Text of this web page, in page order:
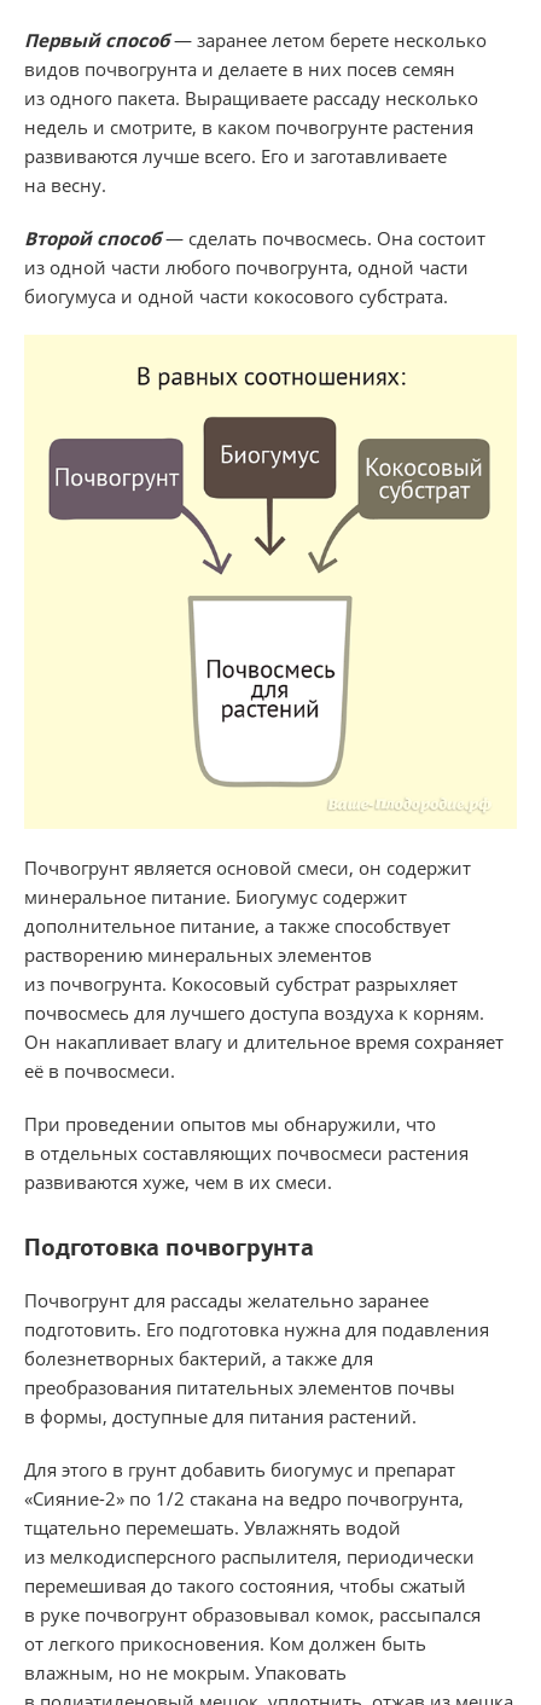
Первый способ— заранее летом берете несколько
видов почвогрунта и делаете в них посев семян
из одного пакета. Выращиваете рассаду несколько
недель и смотрите, в каком почвогрунте растения
развиваются лучше всего. Его и заготавливаете
на весну.
Второй способ— сделать почвосмесь. Она состоит
из одной части любого почвогрунта, одной части
биогумуса и одной части кокосового субстрата.
Почвогрунт является основой смеси, он содержит
минеральное питание. Биогумус содержит
дополнительное питание, а также способствует
растворению минеральных элементов
из почвогрунта. Кокосовый субстрат разрыхляет
почвосмесь для лучшего доступа воздуха к корням.
Он накапливает влагу и длительное время сохраняет
её в почвосмеси.
При проведении опытов мы обнаружили, что
в отдельных составляющих почвосмеси растения
развиваются хуже, чем в их смеси.
Подготовка почвогрунта
Почвогрунт для рассады желательно заранее
подготовить. Его подготовка нужна для подавления
болезнетворных бактерий, а также для
преобразования питательных элементов почвы
в формы, доступные для питания растений.
Для этого в грунт добавить биогумус и препарат
«Сияние-2» по 1/2 стакана на ведро почвогрунта,
тщательно перемешать. Увлажнять водой
из мелкодис­персного распылителя, периодически
перемешивая до такого состояния, чтобы сжатый
в руке почвогрунт образовывал комок, рассыпался
от легкого прикосновения. Ком должен быть
влажным, но не мокрым. Упаковать